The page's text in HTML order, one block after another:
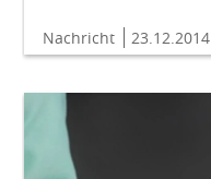
Nachricht 23.12.2014